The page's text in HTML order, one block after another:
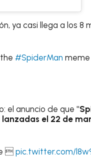
ya casi llega a los 8
#SpiderMan
el anuncio de que
lanzadas el 22 de
pic.twitter.com/